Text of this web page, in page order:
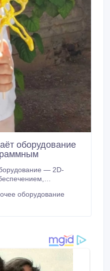
оборудование
— 2D-
оборудование